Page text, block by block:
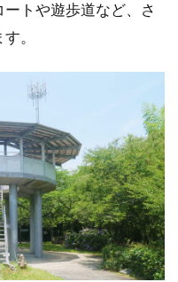
トや遊歩道など、さ
。